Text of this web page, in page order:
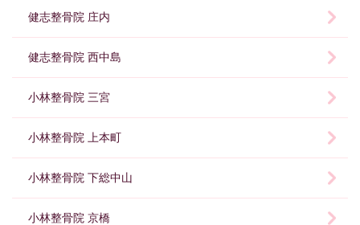
健志整骨院 庄内
健志整骨院 西中島
小林整骨院 三宮
小林整骨院 上本町
小林整骨院 下総中山
小林整骨院 京橋